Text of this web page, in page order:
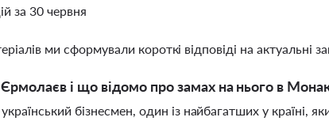
за 30 червня
ми сформували короткі відповіді на актуальні
і що відомо про замах на нього в
бізнесмен, один із найбагатших у країні,